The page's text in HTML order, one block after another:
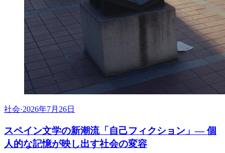
社会·2026年7月26日
スペイン文学の新潮流「自己フィクション」— 個
人的な記憶が映し出す社会の変容